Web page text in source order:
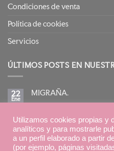
Condiciones de venta
Política de cookies
Servicios
ÚLTIMOS POSTS EN
22
Ene
MIGRAÑA.
No
en
MIGRAÑA.
15
BIRETIX ISOREPAIR:
ACNEICA CON
No
hay
comentarios
Utilizamos cookies propias y
analíticos y para mostrarle
a un perfil elaborado a partir
(por ejemplo, páginas